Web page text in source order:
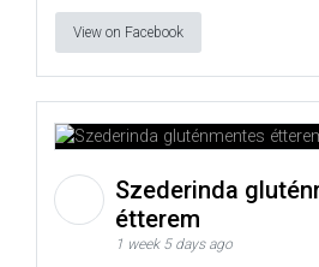
View on Facebook
Szederinda
étterem
1 week 5 days ago